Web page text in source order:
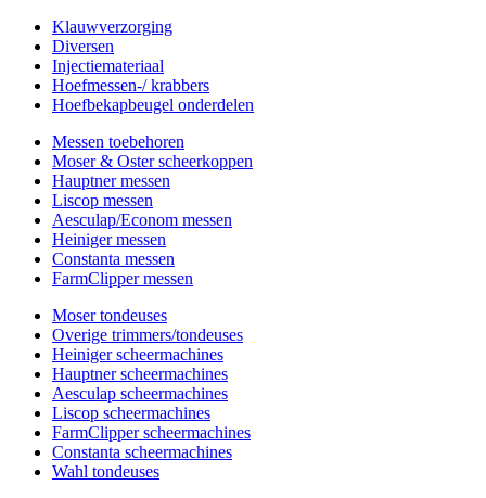
Klauwverzorging
Diversen
Injectiemateriaal
Hoefmessen-/ krabbers
Hoefbekapbeugel onderdelen
Messen toebehoren
Moser & Oster scheerkoppen
Hauptner messen
Liscop messen
Aesculap/Econom messen
Heiniger messen
Constanta messen
FarmClipper messen
Moser tondeuses
Overige trimmers/tondeuses
Heiniger scheermachines
Hauptner scheermachines
Aesculap scheermachines
Liscop scheermachines
FarmClipper scheermachines
Constanta scheermachines
Wahl tondeuses